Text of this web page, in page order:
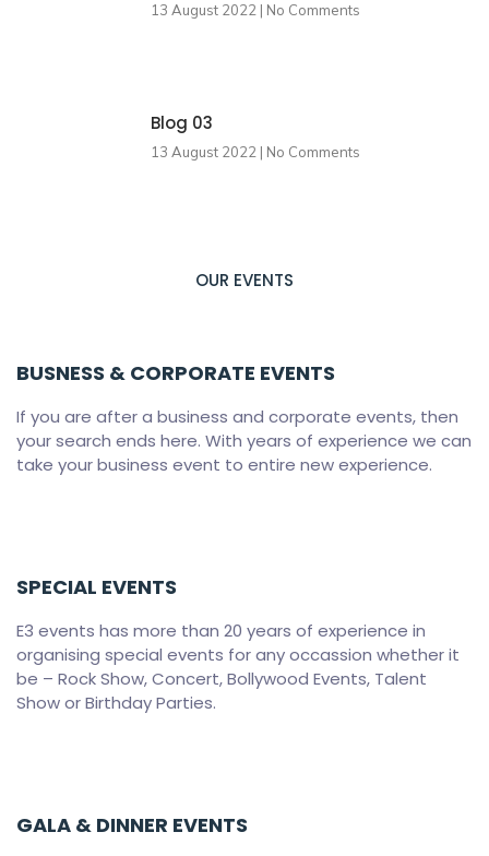
13 August 2022 No Comments
Blog 03
13 August 2022 No Comments
OUR EVENTS
BUSNESS & CORPORATE EVENTS
If you are after a business and corporate events, then
your search ends here. With years of experience we can
take your business event to entire new experience.
SPECIAL EVENTS
E3 events has more than 20 years of experience in
organising special events for any occassion whether it
be – Rock Show, Concert, Bollywood Events, Talent
Show or Birthday Parties.
GALA & DINNER EVENTS